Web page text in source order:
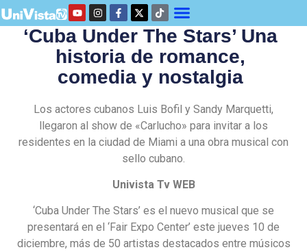
‘Cuba Under The Stars’ Una
historia de romance,
comedia y nostalgia
Los actores cubanos Luis Bofil y Sandy Marquetti,
llegaron al show de «Carlucho» para invitar a los
residentes en la ciudad de Miami a una obra musical con
sello cubano.
Univista Tv WEB
‘Cuba Under The Stars’ es el nuevo musical que se
presentará en el ‘Fair Expo Center’ este jueves 10 de
diciembre, más de 50 artistas destacados entre músicos